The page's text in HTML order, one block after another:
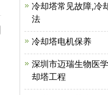
冷却塔常见故障,冷
法
冷却塔电机保养
深圳市迈瑞生物医
却塔工程